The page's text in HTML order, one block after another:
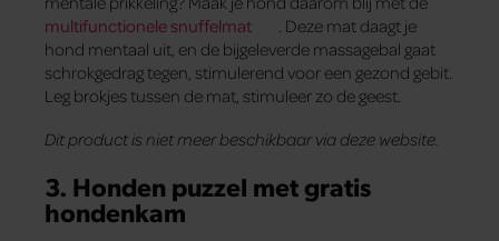
multifunctionele snuffelmat
. Deze mat daagt je
hond mentaal uit, en de bijgeleverde massagebal gaat
schrokgedrag tegen, stimulerend voor een gezond gebit.
Leg brokjes tussen de mat, stimuleer zo de geest.
Dit product is niet meer beschikbaar via deze website.
3. Honden puzzel met gratis
hondenkam